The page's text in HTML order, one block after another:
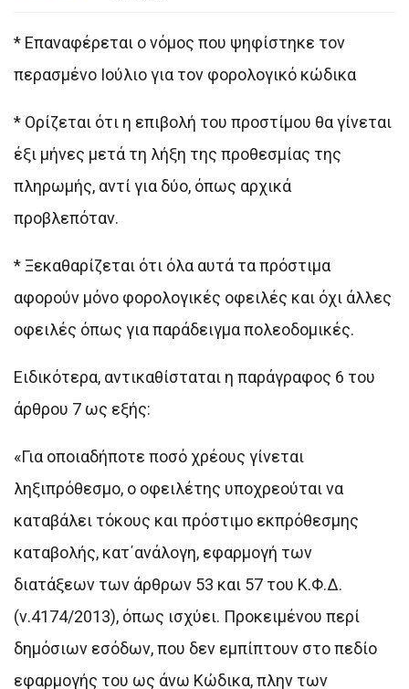
* Επαναφέρεται ο νόμος που ψηφίστηκε τον
περασμένο Ιούλιο για τον φορολογικό κώδικα
* Ορίζεται ότι η επιβολή του προστίμου θα γίνεται
έξι μήνες μετά τη λήξη της προθεσμίας της
πληρωμής, αντί για δύο, όπως αρχικά
προβλεπόταν.
* Ξεκαθαρίζεται ότι όλα αυτά τα πρόστιμα
αφορούν μόνο φορολογικές οφειλές και όχι άλλες
οφειλές όπως για παράδειγμα πολεοδομικές.
Ειδικότερα, αντικαθίσταται η παράγραφος 6 του
άρθρου 7 ως εξής:
«Για οποιαδήποτε ποσό χρέους γίνεται
ληξιπρόθεσμο, ο οφειλέτης υποχρεούται να
καταβάλει τόκους και πρόστιμο εκπρόθεσμης
καταβολής, κατ΄ανάλογη, εφαρμογή των
διατάξεων των άρθρων 53 και 57 του Κ.Φ.Δ.
(ν.4174/2013), όπως ισχύει. Προκειμένου περί
δημόσιων εσόδων, που δεν εμπίπτουν στο πεδίο
εφαρμογής του ως άνω Κώδικα, πλην των